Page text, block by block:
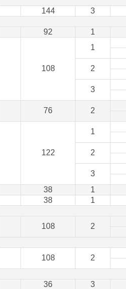
144 3
92 1
108
1
2
3
76 2
122
1
2
3
38 1
38 1
108 2
108 2
36 3